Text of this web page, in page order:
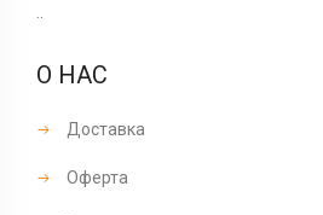
..
О НАС
Доставка
Оферта